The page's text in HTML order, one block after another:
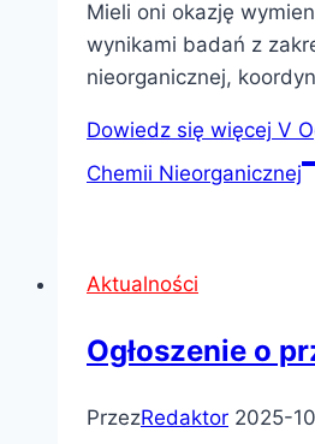
Mieli oni okazję
wynikami badań z
nieorganicznej,
Dowiedz się więcej V
Chemii Nieorganicznej
Aktualności
Ogłoszenie o
PrzezRedaktor 2025-